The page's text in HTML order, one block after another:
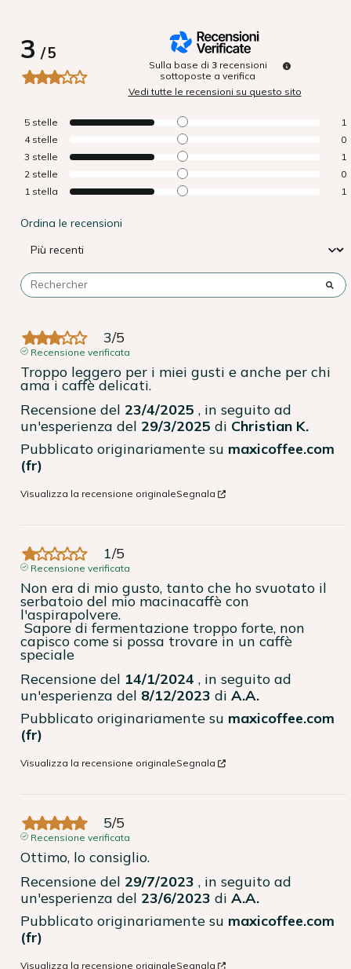
3/5
Sulla base di 3 recensioni
sottoposte a verifica
Vedi tutte le recensioni su questo sito
5 stelle
1
4 stelle
0
3 stelle
1
2 stelle
0
1 stella 1
Ordina le recensioni
3/5
Recensione verificata
Troppo leggero per i miei gusti e anche per chi
ama i caffè delicati.
Recensione del 23/4/2025 , in seguito ad
un'esperienza del 29/3/2025 di Christian K.
Pubblicato originariamente su maxicoffee.com
(fr)
Visualizza la recensione originaleSegnala
1/5
Recensione verificata
Non era di mio gusto, tanto che ho svuotato il
serbatoio del mio macinacaffè con
l'aspirapolvere.
capisco come si possa trovare in un caffè
speciale
Recensione del 14/1/2024 , in seguito ad
un'esperienza del 8/12/2023 di A.A.
Pubblicato originariamente su maxicoffee.com
(fr)
Visualizza la recensione originaleSegnala
5/5
Recensione verificata
Ottimo, lo consiglio.
Recensione del 29/7/2023 , in seguito ad
un'esperienza del 23/6/2023 di A.A.
Pubblicato originariamente su maxicoffee.com
(fr)
Visualizza la recensione originaleSegnala